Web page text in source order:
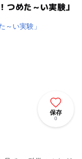
つめた～い実験」
保存
0